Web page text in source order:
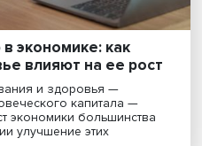
и социальная
труда все чаще
как экономическая, но и
семинаре в НИУ ВШЭ
показатели